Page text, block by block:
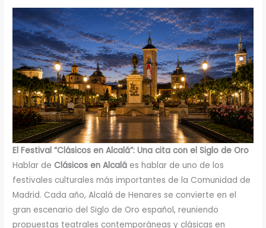
El Festival “Clásicos en Alcalá”: Una cita con el Siglo de Oro
Hablar de Clásicos en Alcalá es hablar de uno de los
festivales culturales más importantes de la Comunidad de
Madrid. Cada año, Alcalá de Henares se convierte en el
gran escenario del Siglo de Oro español, reuniendo
propuestas teatrales contemporáneas y clásicas en